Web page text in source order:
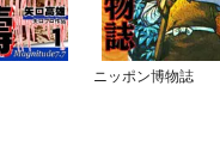
ニッポン博物誌